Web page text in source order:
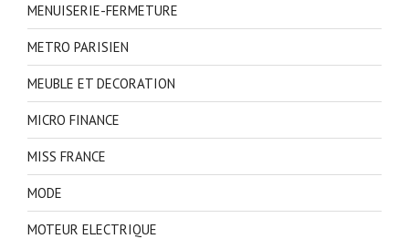
MENUISERIE-FERMETURE
METRO PARISIEN
MEUBLE ET DECORATION
MICRO FINANCE
MISS FRANCE
MODE
MOTEUR ELECTRIQUE